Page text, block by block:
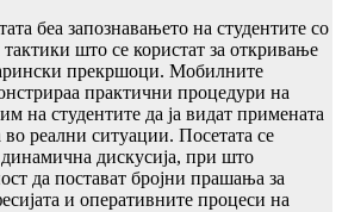
беа запознавањето на студентите со
што се користат за откривање
прекршоци. Мобилните
практични процедури на
на студентите да ја видат примената
во реални ситуации. Посетата се
дискусија, при што
да постават бројни прашања за
и оперативните процеси на